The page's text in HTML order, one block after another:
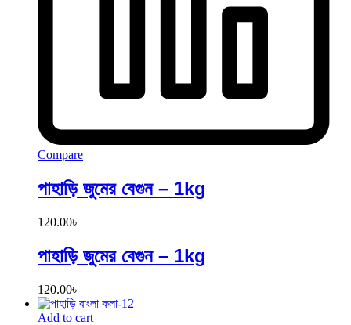
Compare
পাহাড়ি জুমের বেগুন – 1kg
120.00৳
পাহাড়ি জুমের বেগুন – 1kg
120.00৳
Add to cart